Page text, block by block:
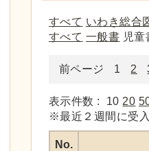
すべて いわき総合
すべて 一般書 児童
前ページ 1 2
表示件数 : 10 20
※最近２週間に受
No.